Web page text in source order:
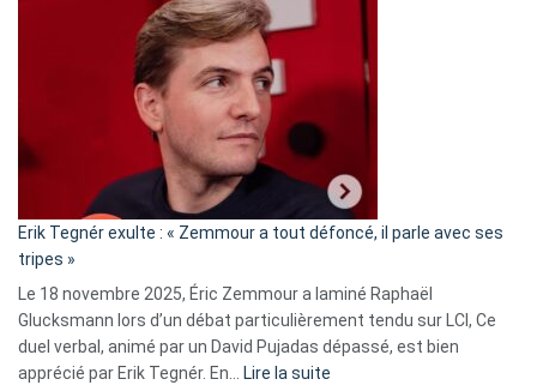
d’alliance
secrète
«
C’est
fake
news
»
Erik Tegnér exulte : « Zemmour a tout défoncé, il parle avec ses
tripes »
Le 18 novembre 2025, Éric Zemmour a laminé Raphaël
Glucksmann lors d’un débat particulièrement tendu sur LCI, Ce
duel verbal, animé par un David Pujadas dépassé, est bien
apprécié par Erik Tegnér. En…
Lire la suite